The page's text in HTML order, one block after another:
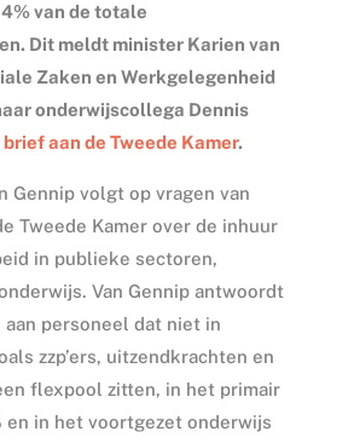
van de totale
Dit meldt minister Karien van
Zaken en Werkgelegenheid
onderwijscollega Dennis
brief aan de Tweede Kamer.
Gennip volgt op vragen van
Tweede Kamer over de inhuur
in publieke sectoren,
Van Gennip antwoordt
personeel dat niet in
zzp’ers, uitzendkrachten en
flexpool zitten, in het primair
en in het voortgezet onderwijs